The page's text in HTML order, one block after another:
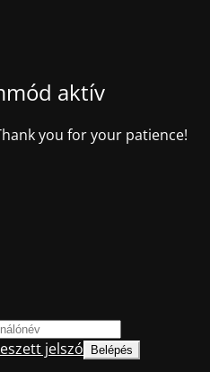
aktív
you for your patience!
jelszó